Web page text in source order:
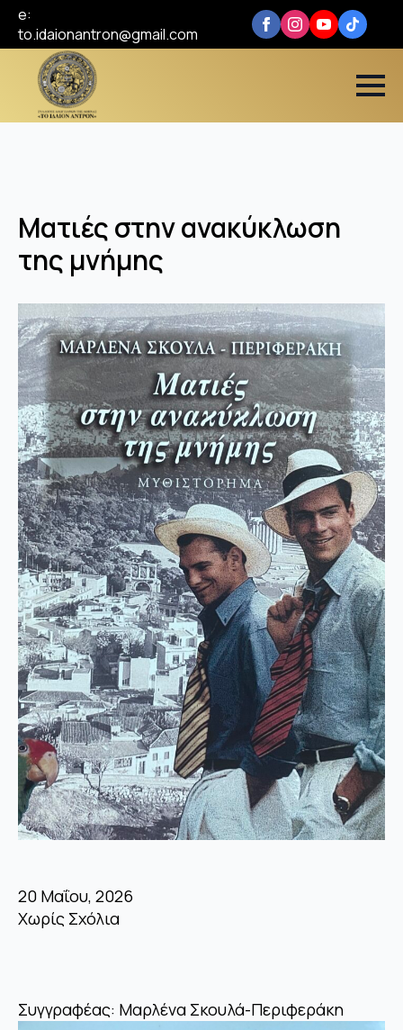
e:
to.idaionantron@gmail.com
Ματιές στην ανακύκλωση
της μνήμης
20 Μαΐου, 2026
Χωρίς Σχόλια
Συγγραφέας: Μαρλένα Σκουλά-Περιφεράκη